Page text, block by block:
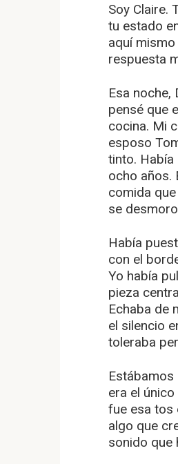
Soy Claire.
tu estado
aquí
respuesta
Esa noche,
pensé que
cocina. Mi
esposo
tinto. Había
ocho años.
comida
se
Había
con el
Yo había
pieza
Echaba de
el silencio
toleraba
era el
fue esa tos
algo que
sonido que